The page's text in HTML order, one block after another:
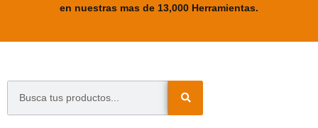
en nuestras mas de 13,000 Herramientas.